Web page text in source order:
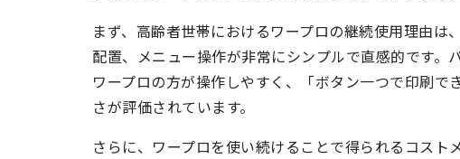
まず、高齢者世帯におけるワープロの継続使用理由
配置、メニュー操作が非常にシンプルで直感的です。
ワープロの方が操作しやすく、「ボタン一つで印刷
さが評価されています。
さらに、ワープロを使い続けることで得られるコス